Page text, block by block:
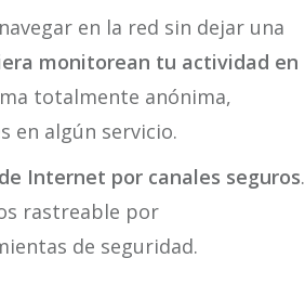
en la red sin dejar una
monitorean tu actividad en
totalmente anónima,
en algún servicio.
Internet por canales seguros.
rastreable por
de seguridad.